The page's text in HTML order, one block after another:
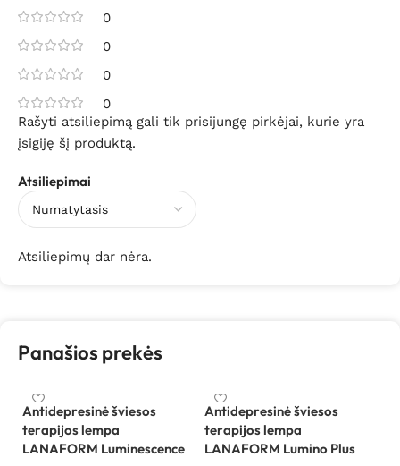
0
0
0
0
Atsiliepimai
Atsiliepimų dar nėra.
Rašyti atsiliepimą gali tik prisijungę pirkėjai, kurie yra
įsigiję šį produktą.
Panašios prekės
Antidepresinė šviesos
terapijos lempa
LANAFORM Luminescence
Antidepresinė šviesos
terapijos lempa
LANAFORM Lumino Plus